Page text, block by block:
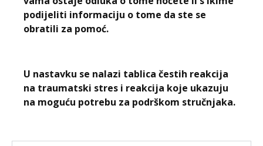
podijeliti informaciju o tome da ste se
obratili za pomoć.
U nastavku se nalazi tablica čestih reakcija
na traumatski stres i reakcija koje ukazuju
na moguću potrebu za podrškom stručnjaka.